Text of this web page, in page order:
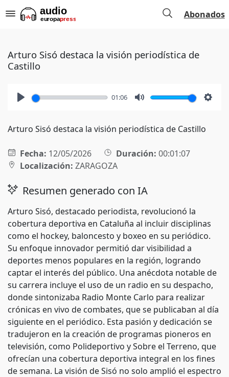
Abonados
Arturo Sisó destaca la visión periodística de
Castillo
01:06
Arturo Sisó destaca la visión periodística de Castillo
Fecha: 12/05/2026 Duración: 00:01:07
Localización: ZARAGOZA
Resumen generado con IA
Arturo Sisó, destacado periodista, revolucionó la
cobertura deportiva en Cataluña al incluir disciplinas
como el hockey, baloncesto y boxeo en su periódico.
Su enfoque innovador permitió dar visibilidad a
deportes menos populares en la región, logrando
captar el interés del público. Una anécdota notable de
su carrera incluye el uso de un radio en su despacho,
donde sintonizaba Radio Monte Carlo para realizar
crónicas en vivo de combates, que se publicaban al día
siguiente en el periódico. Esta pasión y dedicación se
tradujeron en la creación de programas pioneros en
televisión, como Polideportivo y Sobre el Terreno, que
ofrecían una cobertura deportiva integral en los fines
de semana. La visión de Sisó no solo amplió el espectro